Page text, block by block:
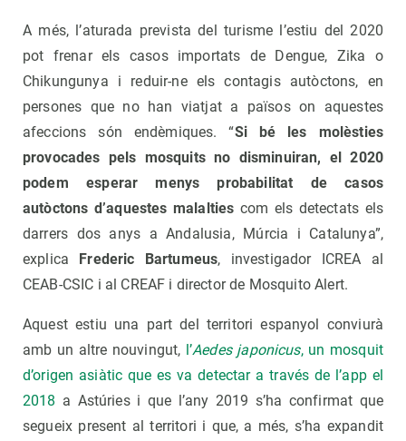
A més, l’aturada prevista del turisme l’estiu del 2020
pot frenar els casos importats de Dengue, Zika o
Chikungunya i reduir-ne els contagis autòctons, en
persones que no han viatjat a països on aquestes
afeccions són endèmiques. “Si bé les molèsties
provocades pels mosquits no disminuiran, el 2020
podem esperar menys probabilitat de casos
autòctons d’aquestes malalties com els detectats els
darrers dos anys a Andalusia, Múrcia i Catalunya”,
explica Frederic Bartumeus, investigador ICREA al
CEAB-CSIC i al CREAF i director de Mosquito Alert.
Aquest estiu una part del territori espanyol conviurà
amb un altre nouvingut, l’Aedes japonicus, un mosquit
d’origen asiàtic que es va detectar a través de l’app el
2018 a Astúries i que l’any 2019 s’ha confirmat que
segueix present al territori i que, a més, s’ha expandit